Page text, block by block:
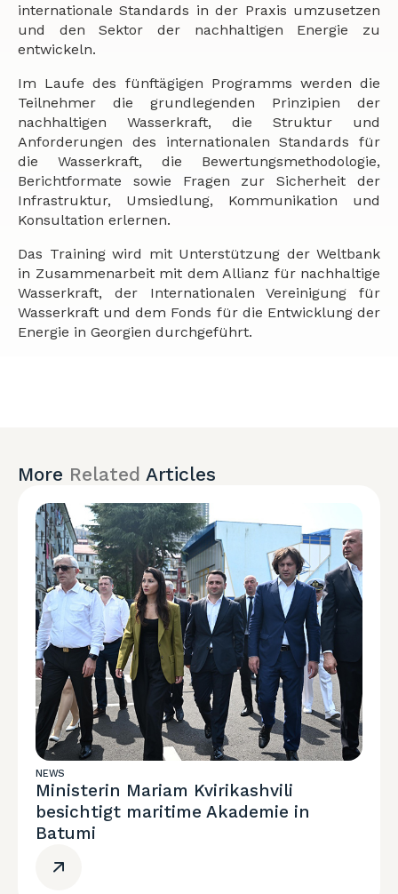
internationale Standards in der Praxis umzusetzen
und den Sektor der nachhaltigen Energie zu
entwickeln.
Im Laufe des fünftägigen Programms werden die
Teilnehmer die grundlegenden Prinzipien der
nachhaltigen Wasserkraft, die Struktur und
Anforderungen des internationalen Standards für
die Wasserkraft, die Bewertungsmethodologie,
Berichtformate sowie Fragen zur Sicherheit der
Infrastruktur, Umsiedlung, Kommunikation und
Konsultation erlernen.
Das Training wird mit Unterstützung der Weltbank
in Zusammenarbeit mit dem Allianz für nachhaltige
Wasserkraft, der Internationalen Vereinigung für
Wasserkraft und dem Fonds für die Entwicklung der
Energie in Georgien durchgeführt.
More Related Articles
NEWS
Ministerin Mariam Kvirikashvili
besichtigt maritime Akademie in
Batumi